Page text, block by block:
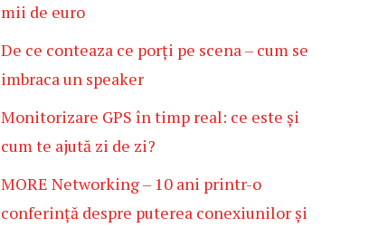
mii de euro
De ce conteaza ce porți pe scena – cum se
imbraca un speaker
Monitorizare GPS în timp real: ce este și
cum te ajută zi de zi?
MORE Networking – 10 ani printr-o
conferință despre puterea conexiunilor și